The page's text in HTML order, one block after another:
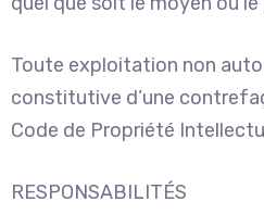
Toute exploitation non
constitutive d’une
Code de Propriété
RESPONSABILITÉS